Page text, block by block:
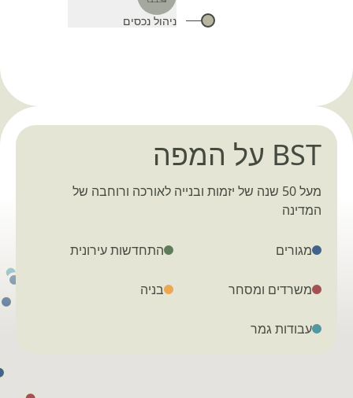
ניהול נכסים
BST על המפה
מעל 50 שנה של יזמות ובנייה לאורכה ורוחבה של
המדינה
מגורים התחדשות עירונית
משרדים ומסחר בניה
עבודות גמר